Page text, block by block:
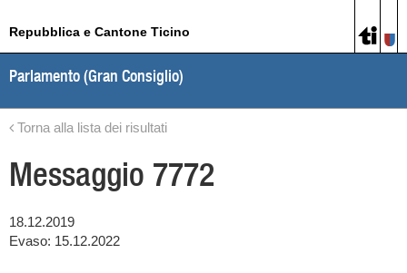
Repubblica e Cantone Ticino
Parlamento (Gran Consiglio)
Torna alla lista dei risultati
Messaggio 7772
18.12.2019
Evaso: 15.12.2022